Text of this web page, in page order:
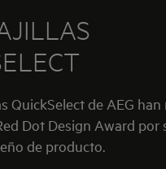
QuickSelect de AEG
Dot Design Award por
de producto.